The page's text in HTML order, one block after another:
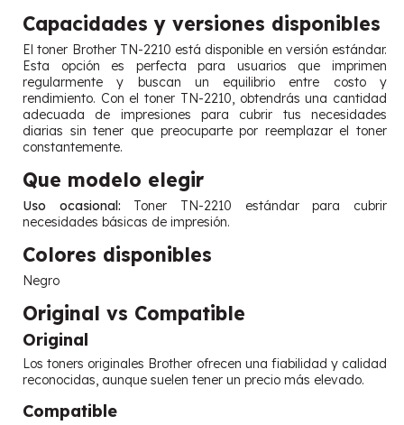
Capacidades y versiones disponibles
El toner Brother TN-2210 está disponible en versión estándar.
Esta opción es perfecta para usuarios que imprimen
regularmente y buscan un equilibrio entre costo y
rendimiento. Con el toner TN-2210, obtendrás una cantidad
adecuada de impresiones para cubrir tus necesidades
diarias sin tener que preocuparte por reemplazar el toner
constantemente.
Que modelo elegir
Uso ocasional: Toner TN-2210 estándar para cubrir
necesidades básicas de impresión.
Colores disponibles
Negro
Original vs Compatible
Original
Los toners originales Brother ofrecen una fiabilidad y calidad
reconocidas, aunque suelen tener un precio más elevado.
Compatible